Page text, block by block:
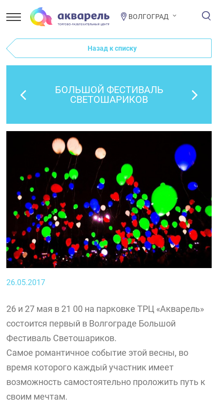
ВОЛГОГРАД
Назад к списку
БОЛЬШОЙ ФЕСТИВАЛЬ
СВЕТОШАРИКОВ
26.05.2017
26 и 27 мая в 21 00 на парковке ТРЦ «Акварель»
состоится первый в Волгограде Большой
Фестиваль Светошариков.
Самое романтичное событие этой весны, во
время которого каждый участник имеет
возможность самостоятельно проложить путь к
своим мечтам.